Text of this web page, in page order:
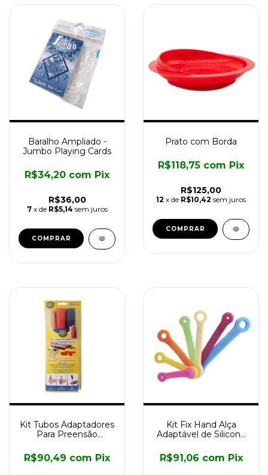
Baralho Ampliado -
Jumbo Playing Cards
R$36,00
R$34,20 com Pix
7 x de R$5,14 sem juros
Prato com Borda
R$125,00
R$118,75 com Pix
12 x de R$10,42 sem juros
Kit Tubos Adaptadores
Para Preensão
R$90,49 com Pix
Kit Fix Hand Alça
Adaptável de Silicone
R$91,06 com Pix